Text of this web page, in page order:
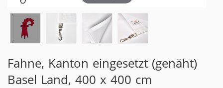
Fahne, Kanton eingesetzt (genäht)
Basel Land, 400 x 400 cm